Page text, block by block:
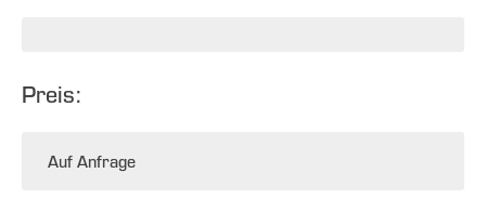
Preis:
Auf Anfrage